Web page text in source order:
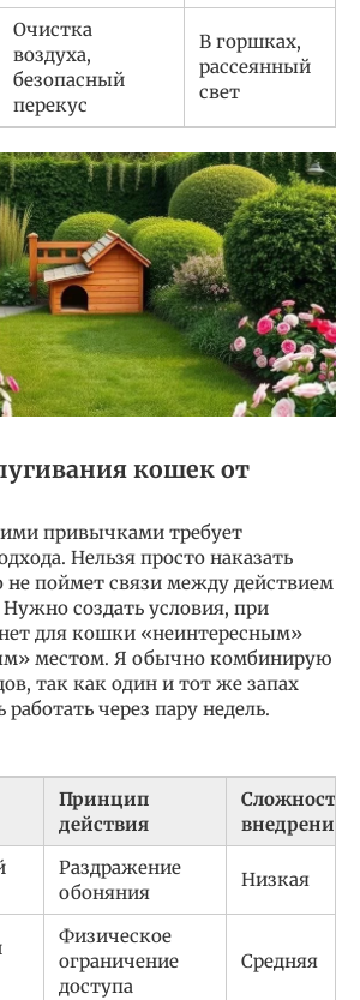
Очистка
воздуха,
безопасный
перекус
В горшках,
рассеянный
свет
кошек от
привычками требует
Нельзя просто наказать
поймет связи между действием
создать условия, при
для кошки «неинтересным»
местом. Я обычно комбинирую
так как один и тот же запах
через пару недель.
Принцип
действия
Сложность
внедрения
Раздражение
обоняния
Низкая
Физическое
ограничение
доступа
Средняя